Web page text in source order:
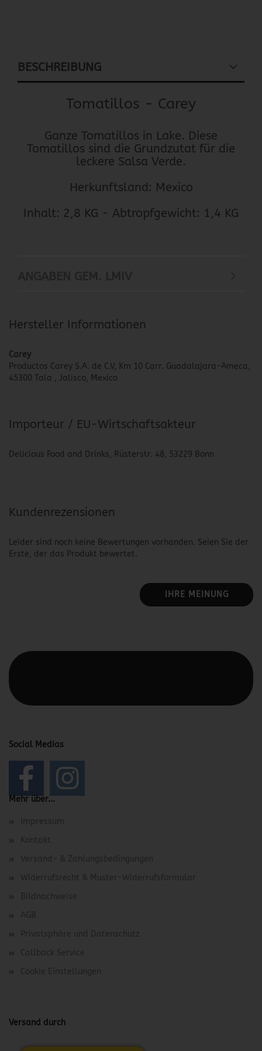
BESCHREIBUNG
Tomatillos - Carey
Ganze Tomatillos in Lake. Diese
Tomatillos sind die Grundzutat für die
leckere Salsa Verde.
Herkunftsland: Mexico
Inhalt: 2,8 KG - Abtropfgewicht: 1,4 KG
Hersteller Informationen
Carey
Productos Carey S.A. de C.V, Km 10 Carr. Guadalajara-Ameca,
45300 Tala , Jalisco, Mexico
Importeur / EU-Wirtschaftsakteur
Delicious Food and Drinks, Rüsterstr. 48, 53229 Bonn
Kundenrezensionen
Leider sind noch keine Bewertungen vorhanden. Seien Sie der
Erste, der das Produkt bewertet.
IHRE MEINUNG
Social Medias
Mehr über...
Impressum
Kontakt
Versand- & Zahlungsbedingungen
Widerrufsrecht & Muster-Widerrufsformular
Bildnachweise
AGB
Privatsphäre und Datenschutz
Callback Service
Cookie Einstellungen
Versand durch